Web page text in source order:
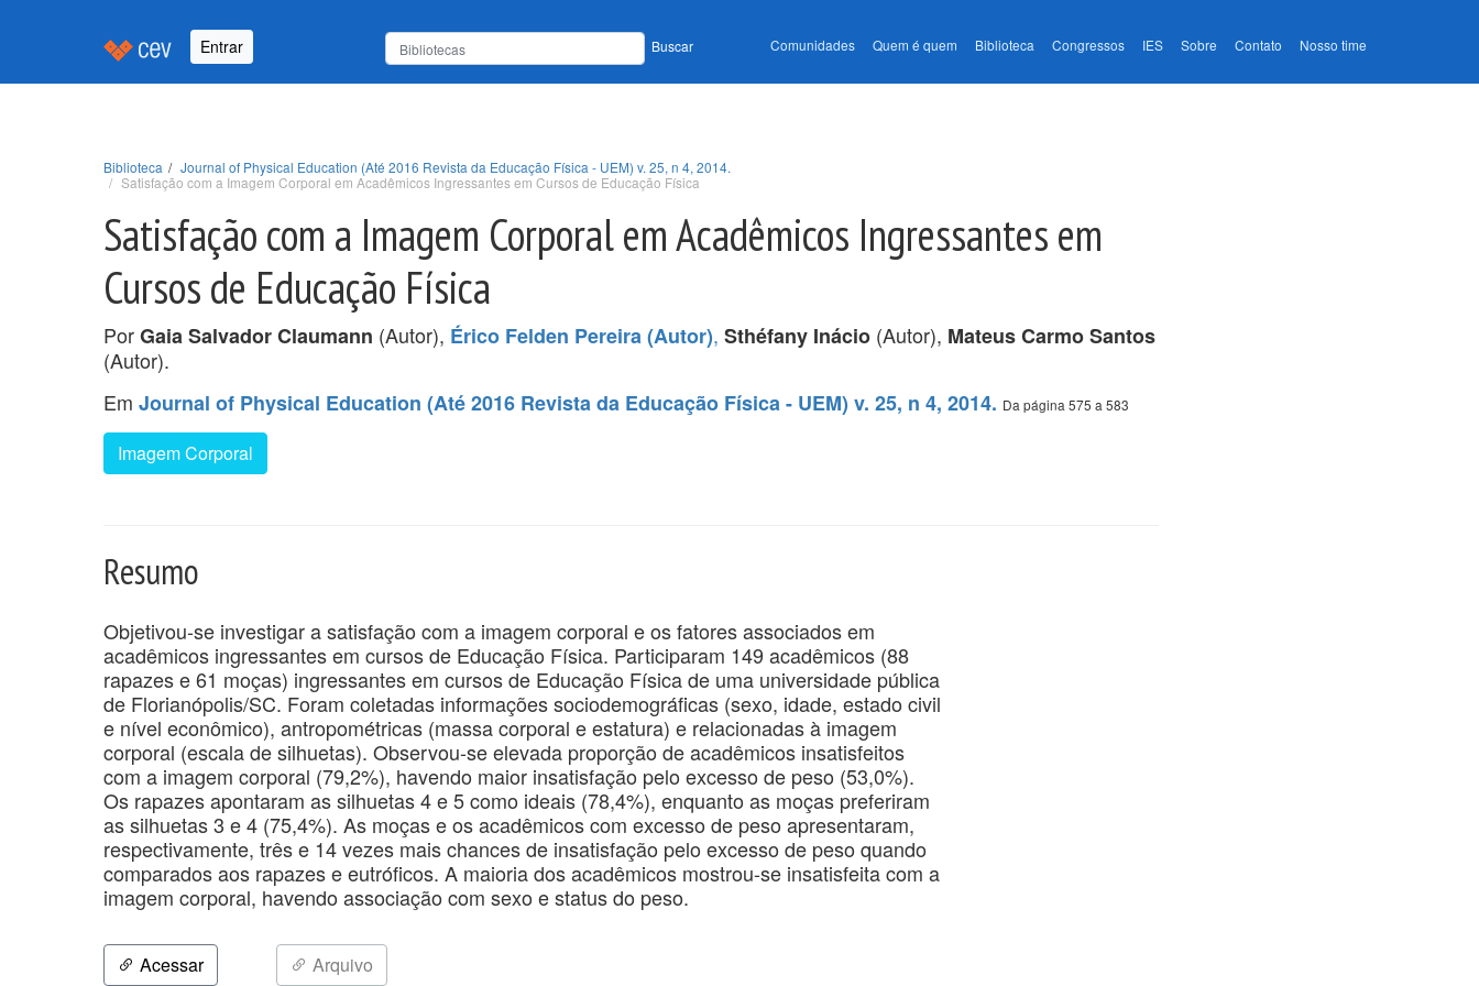
Entrar Buscar Comunidades Quem é quem Biblioteca Congressos IES Sobre Contato Nosso time
Biblioteca
Journal of Physical Education (Até 2016 Revista da Educação Física - UEM) v. 25, n 4, 2014.
Satisfação com a Imagem Corporal em Acadêmicos Ingressantes em Cursos de Educação Física
Satisfação com a Imagem Corporal em Acadêmicos Ingressantes em
Cursos de Educação Física
PorGaia Salvador Claumann (Autor), Érico Felden Pereira (Autor), Sthéfany Inácio (Autor), Mateus Carmo Santos
(Autor).
Em Journal of Physical Education (Até 2016 Revista da Educação Física - UEM) v. 25, n 4, 2014. Da página 575 a 583
Imagem Corporal
Resumo
Objetivou-se investigar a satisfação com a imagem corporal e os fatores associados em
acadêmicos ingressantes em cursos de Educação Física. Participaram 149 acadêmicos (88
rapazes e 61 moças) ingressantes em cursos de Educação Física de uma universidade pública
de Florianópolis/SC. Foram coletadas informações sociodemográficas (sexo, idade, estado civil
e nível econômico), antropométricas (massa corporal e estatura) e relacionadas à imagem
corporal (escala de silhuetas). Observou-se elevada proporção de acadêmicos insatisfeitos
com a imagem corporal (79,2%), havendo maior insatisfação pelo excesso de peso (53,0%).
Os rapazes apontaram as silhuetas 4 e 5 como ideais (78,4%), enquanto as moças preferiram
as silhuetas 3 e 4 (75,4%). As moças e os acadêmicos com excesso de peso apresentaram,
respectivamente, três e 14 vezes mais chances de insatisfação pelo excesso de peso quando
comparados aos rapazes e eutróficos. A maioria dos acadêmicos mostrou-se insatisfeita com a
imagem corporal, havendo associação com sexo e status do peso.
Acessar Arquivo